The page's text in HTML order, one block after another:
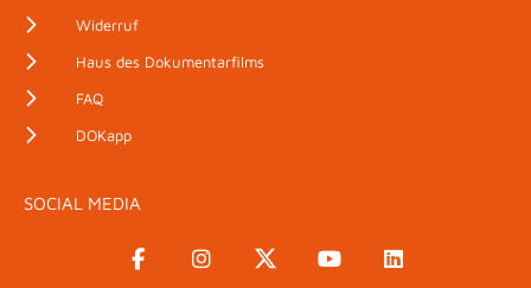
Widerruf
Haus des Dokumentarfilms
FAQ
DOKapp
SOCIAL MEDIA